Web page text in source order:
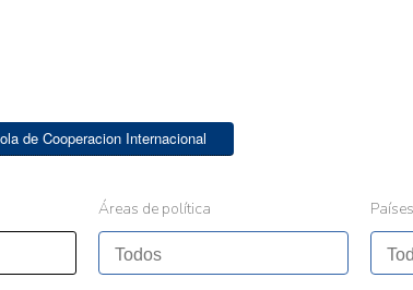
de Cooperacion Internacional
Áreas de política Países